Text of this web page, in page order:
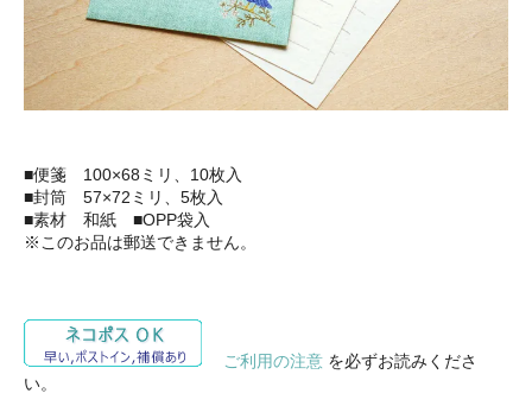
■便箋 100×68ミリ、10枚入
■封筒 57×72ミリ、5枚入
■素材 和紙 ■OPP袋入
※このお品は郵送できません。
ご利用の注意 を必ずお読みくださ
い。